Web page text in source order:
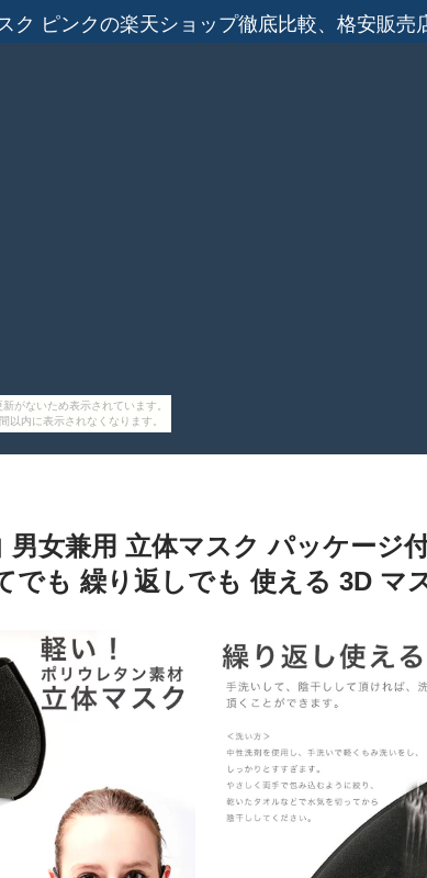
がないため表示されています。
以内に表示されなくなります。
ク ピンクの楽天ショップ徹底比較、格安販売
女兼用 立体マスク パッケージ
でも 繰り返しでも 使える 3D マ